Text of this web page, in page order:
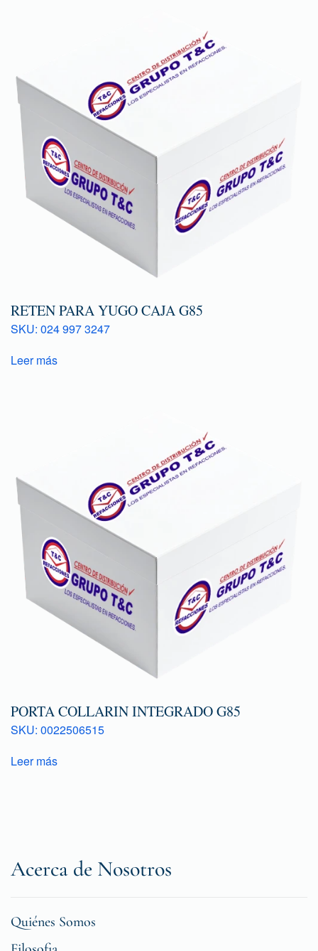
RETEN PARA YUGO CAJA G85
SKU: 024 997 3247
Leer más
PORTA COLLARIN INTEGRADO G85
SKU: 0022506515
Leer más
Acerca de Nosotros
Quiénes Somos